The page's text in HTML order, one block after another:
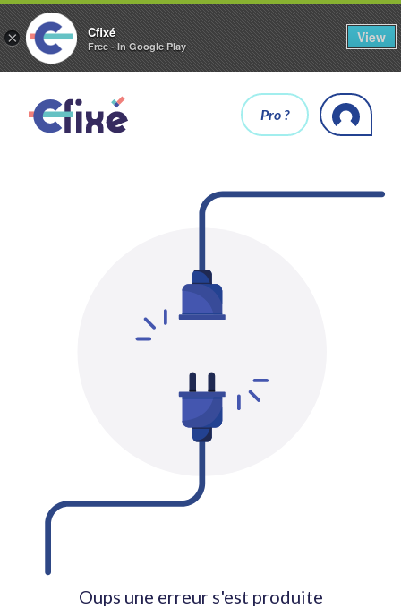
× Cfixé
Free - In Google Play
View
Pro ?
Oups une erreur s'est produite